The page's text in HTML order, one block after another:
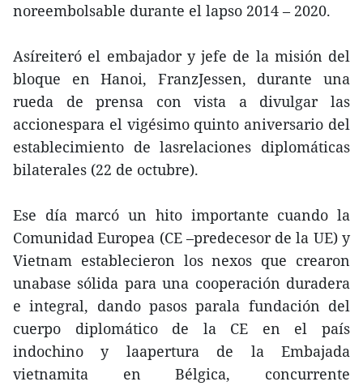
noreembolsable durante el lapso 2014 – 2020.
Asíreiteró el embajador y jefe de la misión del
bloque en Hanoi, FranzJessen, durante una
rueda de prensa con vista a divulgar las
accionespara el vigésimo quinto aniversario del
establecimiento de lasrelaciones diplomáticas
bilaterales (22 de octubre).
Ese día marcó un hito importante cuando la
Comunidad Europea (CE –predecesor de la UE) y
Vietnam establecieron los nexos que crearon
unabase sólida para una cooperación duradera
e integral, dando pasos parala fundación del
cuerpo diplomático de la CE en el país
indochino y laapertura de la Embajada
vietnamita en Bélgica, concurrente